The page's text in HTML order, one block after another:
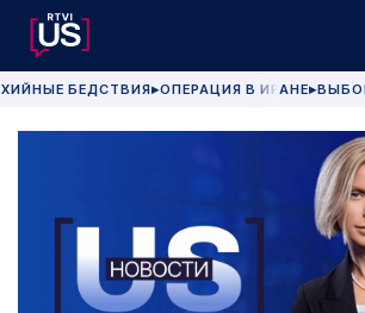
БЕДСТВИЯ▶ОПЕРАЦИЯ В ИРАНЕ▶